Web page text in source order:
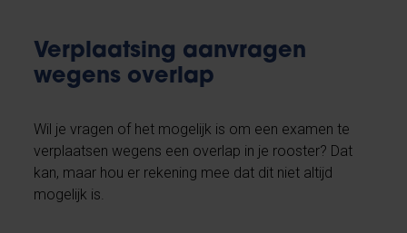
Verplaatsing aanvragen
wegens overlap
Wil je vragen of het mogelijk is om een examen te
verplaatsen wegens een overlap in je rooster? Dat
kan, maar hou er rekening mee dat dit niet altijd
mogelijk is.